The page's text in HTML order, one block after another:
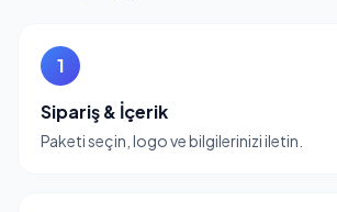
1
Sipariş & İçerik
Paketi seçin, logo ve bilgilerinizi iletin.